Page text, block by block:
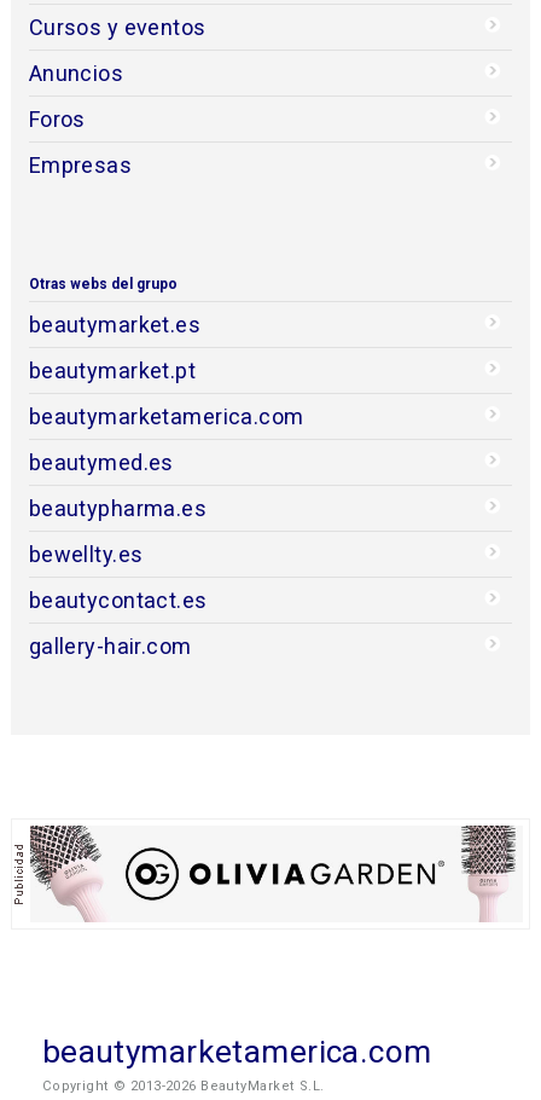
Cursos y eventos
Anuncios
Foros
Empresas
Otras webs del grupo
beautymarket.es
beautymarket.pt
beautymarketamerica.com
beautymed.es
beautypharma.es
bewellty.es
beautycontact.es
gallery-hair.com
beautymarketamerica.com
Copyright © 2013-2026 BeautyMarket S.L.